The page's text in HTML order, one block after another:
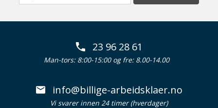
23 96 28 61
Man-tors: 8:00-15:00 og fre: 8.00-14.00
info@billige-arbeidsklaer.no
Vi svarer innen 24 timer (hverdager)